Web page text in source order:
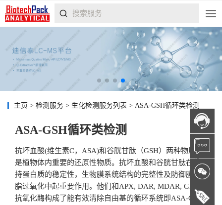
主页 > 检测服务 > 生化检测服务列表 > ASA-GSH循环类检测
ASA-GSH循环类检测
抗坏血酸(维生素C，ASA)和谷胱甘肽（GSH）两种物质都
是植物体内重要的还原性物质。抗坏血酸和谷胱甘肽在维
持蛋白质的稳定性，生物膜系统结构的完整性及防御膜膜
脂过氧化中起重要作用。他们和APX, DAR, MDAR, GR等
抗氧化酶构成了能有效清除自由基的循环系统即ASA-GSH